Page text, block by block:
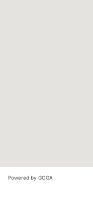
Powered by GOGA